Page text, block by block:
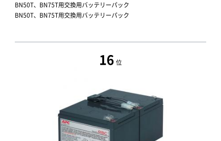
BN50T、BN75T用交換用バッテリーパック
BN50T、BN75T用交換用バッテリーパック
16 位